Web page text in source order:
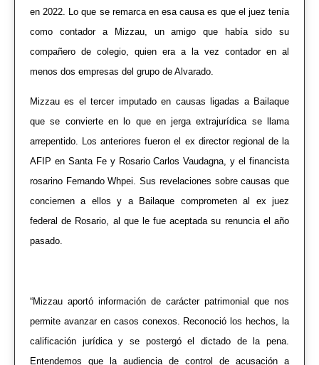
en 2022. Lo que se remarca en esa causa es que el juez tenía
como contador a Mizzau, un amigo que había sido su
compañero de colegio, quien era a la vez contador en al
menos dos empresas del grupo de Alvarado.
Mizzaues el tercer imputadoen causas ligadas a Bailaque
que se convierte en lo que en jerga extrajurídica se llama
arrepentido. Los anteriores fueron el ex director regional de la
AFIP en Santa Fe y Rosario Carlos Vaudagna, y el financista
rosarino Fernando Whpei. Sus revelaciones sobre causas que
conciernen a ellos y a Bailaque comprometen al ex juez
federal de Rosario, al que le fue aceptada su renuncia el año
pasado.
“Mizzau aportó información de carácter patrimonial que nos
permite avanzar en casos conexos. Reconoció los hechos, la
calificación jurídica y se postergó el dictado de la pena.
Entendemos que la audiencia de control de acusación a